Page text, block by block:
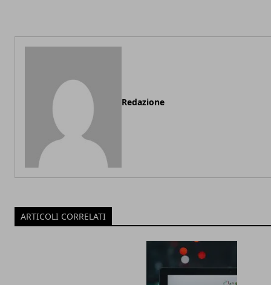
Redazione
ARTICOLI CORRELATI